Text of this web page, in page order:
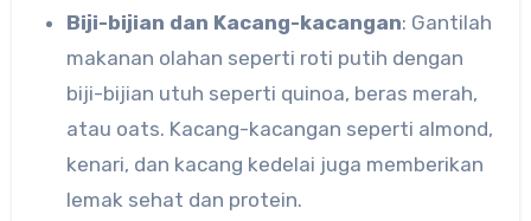
Biji-bijian dan Kacang-kacangan: Gantilah
makanan olahan seperti roti putih dengan
biji-bijian utuh seperti quinoa, beras merah,
atau oats. Kacang-kacangan seperti almond,
kenari, dan kacang kedelai juga memberikan
lemak sehat dan protein.